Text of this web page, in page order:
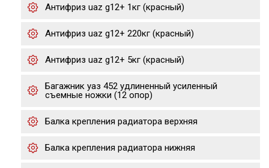
Антифриз uaz g12+ 1кг (красный)
Антифриз uaz g12+ 220кг (красный)
Антифриз uaz g12+ 5кг (красный)
Багажник уаз 452 удлиненный усиленный
съемные ножки (12 опор)
Балка крепления радиатора верхняя
Балка крепления радиатора нижняя